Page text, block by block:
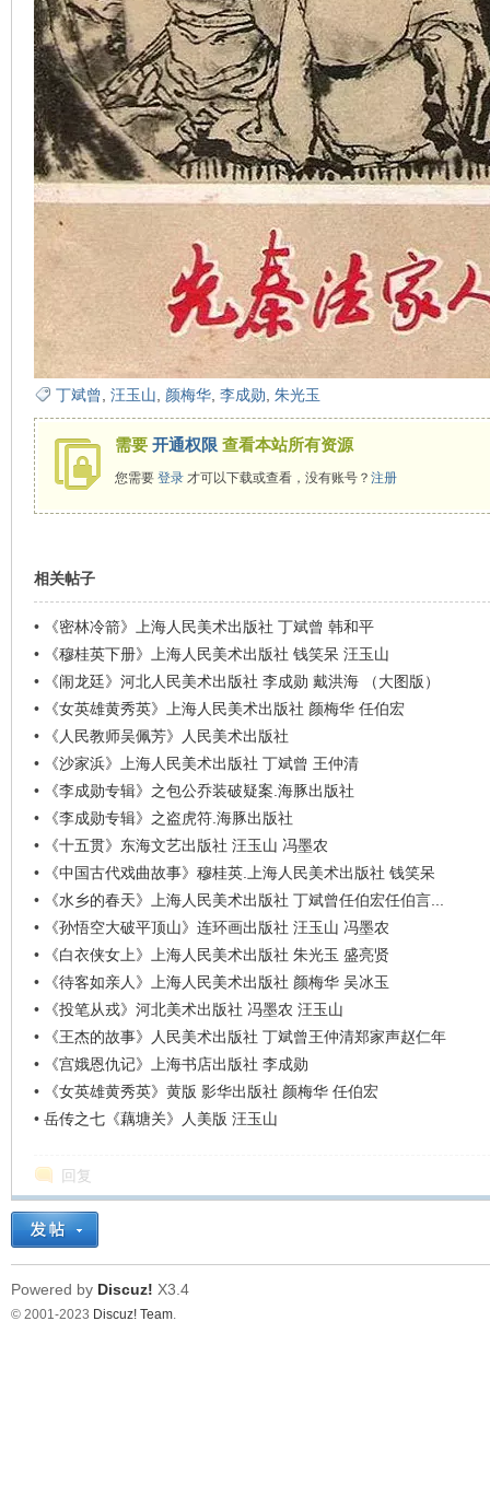
丁斌曾 汪玉山 颜梅华, 李成勋 朱光玉
需要 开通权限 查看本站所有资源
您需要 登录才可以下载或查看，没有账号？ 注册
相关帖子
•
《密林冷箭》上海人民美术出版社 丁斌曾 韩和平
•
《穆桂英下册》上海人民美术出版社 钱笑呆 汪玉山
•
《闹龙廷》河北人民美术出版社 李成勋 戴洪海 （大图版）
•
《女英雄黄秀英》上海人民美术出版社 颜梅华 任伯宏
•
《人民教师吴佩芳》人民美术出版社
•
《沙家浜》上海人民美术出版社 丁斌曾 王仲清
•
《李成勋专辑》之包公乔装破疑案.海豚出版社
•
《李成勋专辑》之盗虎符.海豚出版社
•
《十五贯》东海文艺出版社 汪玉山 冯墨农
•
《中国古代戏曲故事》穆桂英.上海人民美术出版社 钱笑呆
•
《水乡的春天》上海人民美术出版社 丁斌曾任伯宏任伯言...
•
《孙悟空大破平顶山》连环画出版社 汪玉山 冯墨农
•
《白衣侠女上》上海人民美术出版社 朱光玉 盛亮贤
•
《待客如亲人》上海人民美术出版社 颜梅华 吴冰玉
•
《投笔从戎》河北美术出版社 冯墨农 汪玉山
•
《王杰的故事》人民美术出版社 丁斌曾王仲清郑家声赵仁年
•
《宫娥恩仇记》上海书店出版社 李成勋
•
《女英雄黄秀英》黄版 影华出版社 颜梅华 任伯宏
• 岳传之七《藕塘关》人美版 汪玉山
回复
Powered by Discuz! X3.4
© 2001-2023 Discuz! Team.